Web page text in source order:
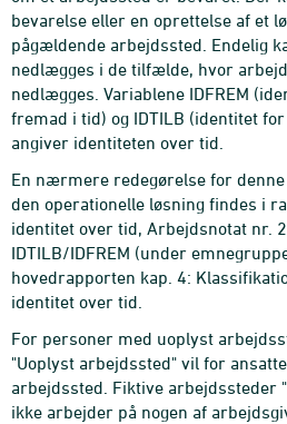
bevarelse eller en oprettelse af et
pågældende arbejdssted. Endelig
nedlægges i de tilfælde, hvor
nedlægges. Variablene IDFREM
fremad i tid) og IDTILB (identitet
angiver identiteten over tid.
En nærmere redegørelse for
den operationelle løsning findes i
identitet over tid, Arbejdsnotat nr.
IDTILB/IDFREM (under
hovedrapporten kap. 4:
identitet over tid.
For personer med uoplyst
"Uoplyst arbejdssted" vil for
arbejdssted. Fiktive arbejdssteder
ikke arbejder på nogen af